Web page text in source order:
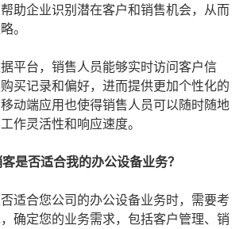
助企业识别潜在客户和销售机会，从而
。
平台，销售人员能够实时访问客户信
买记录和偏好，进而提供更加个性化的
动端应用也使得销售人员可以随时随地
作灵活性和响应速度。
是否适合我的办公设备业务？
适合您公司的办公设备业务时，需要考
确定您的业务需求，包括客户管理、销